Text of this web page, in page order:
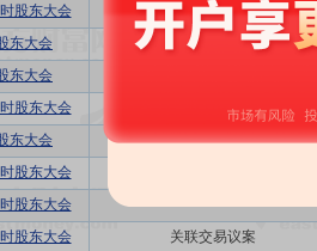
股东大会
购并,关联交易议案
东大会
关联交易议案,利润分配方案,年...
东大会
股东大会
东大会
关联交易议案,利润分配方案,年...
股东大会
股东大会
-
股东大会
关联交易议案